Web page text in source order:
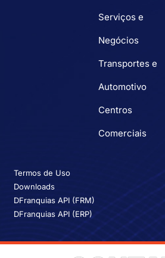
Serviços e
Negócios
Transportes e
Automotivo
Centros
Comerciais
Termos de Uso
Downloads
DFranquias API (FRM)
DFranquias API (ERP)